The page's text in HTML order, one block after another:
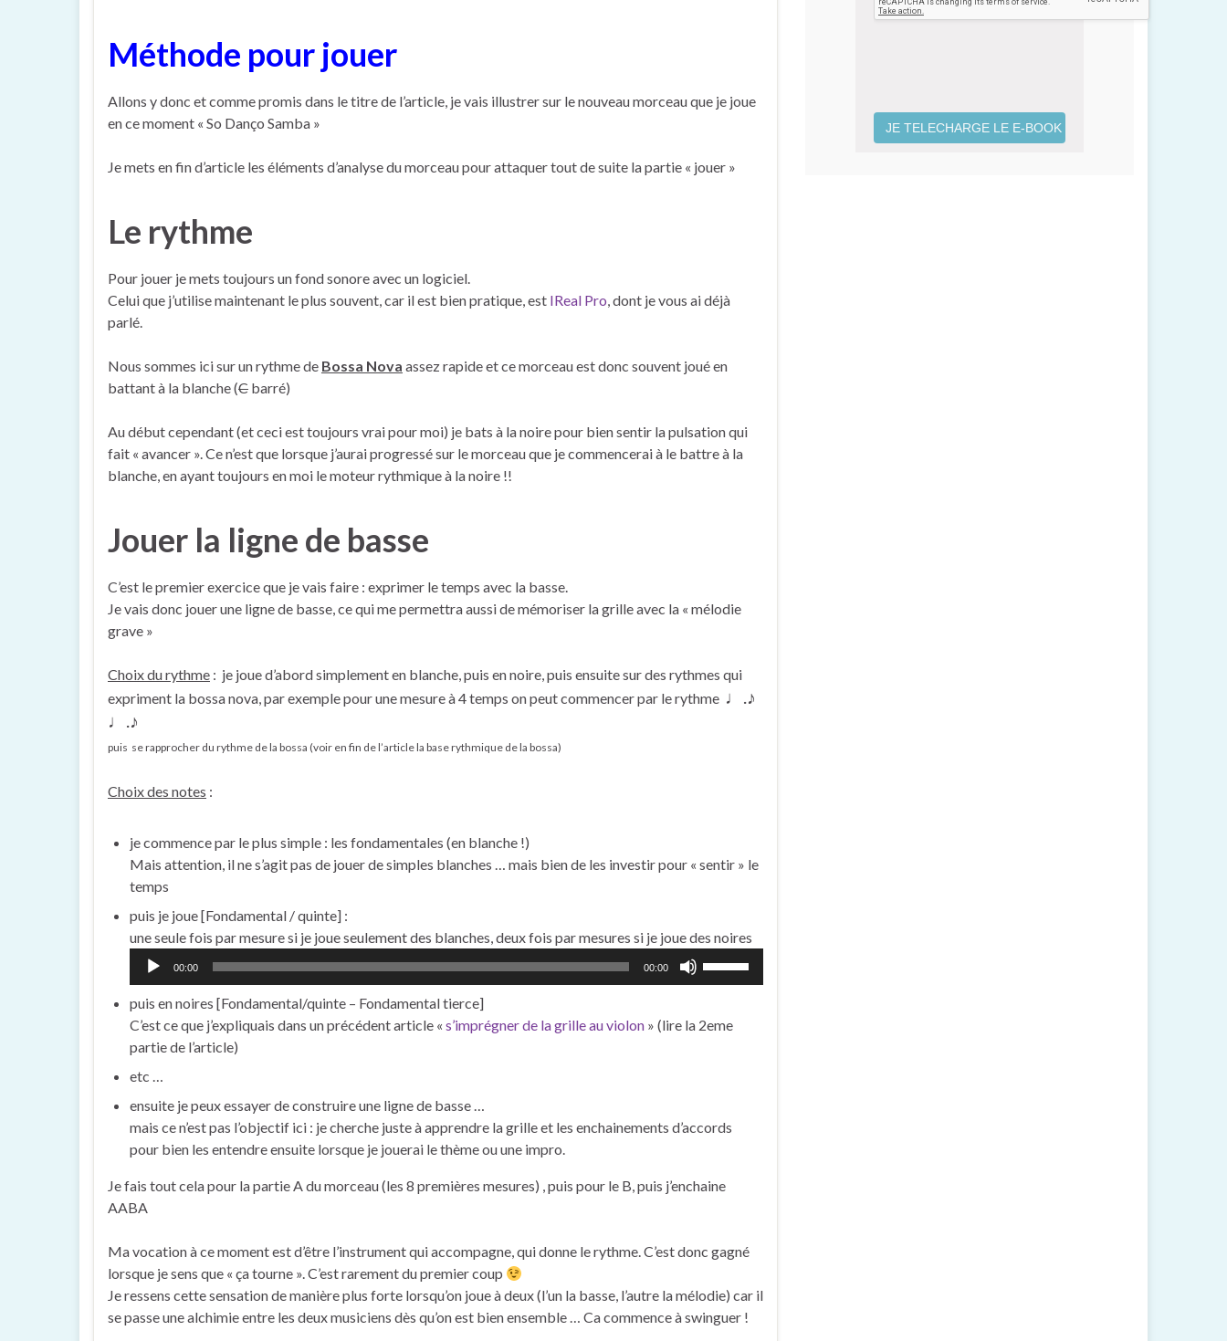
Méthode pour jouer
Allons y donc et comme promis dans le titre de l’article, je vais illustrer sur le nouveau morceau que je joue
en ce moment « So Danço Samba »
Je mets en fin d’article les éléments d’analyse du morceau pour attaquer tout de suite la partie « jouer »
Le rythme
Pour jouer je mets toujours un fond sonore avec un logiciel.
Celui que j’utilise maintenant le plus souvent, car il est bien pratique, est IReal Pro, dont je vous ai déjà
parlé.
Nous sommes ici sur un rythme de Bossa Nova assez rapide et ce morceau est donc souvent joué en
battant à la blanche (C barré)
Au début cependant (et ceci est toujours vrai pour moi) je bats à la noire pour bien sentir la pulsation qui
fait « avancer ». Ce n’est que lorsque j’aurai progressé sur le morceau que je commencerai à le battre à la
blanche, en ayant toujours en moi le moteur rythmique à la noire !!
Jouer la ligne de basse
C’est le premier exercice que je vais faire : exprimer le temps avec la basse.
Je vais donc jouer une ligne de basse, ce qui me permettra aussi de mémoriser la grille avec la « mélodie
grave »
Choix du rythme : je joue d’abord simplement en blanche, puis en noire, puis ensuite sur des rythmes qui
expriment la bossa nova, par exemple pour une mesure à 4 temps on peut commencer par le rythme ♩.♪
♩.♪
puis se rapprocher du rythme de la bossa (voir en fin de l’article la base rythmique de la bossa)
Choix des notes :
je commence par le plus simple : les fondamentales (en blanche !)
Mais attention, il ne s’agit pas de jouer de simples blanches … mais bien de les investir pour « sentir » le
temps
puis je joue [Fondamental / quinte] :
une seule fois par mesure si je joue seulement des blanches, deux fois par mesures si je joue des noires
00:00 00:00
haut/bas
le
puis en noires [Fondamental/quinte – Fondamental tierce]
C’est ce que j’expliquais dans un précédent article « s’imprégner de la grille au violon » (lire la 2eme
partie de l’article)
etc …
ensuite je peux essayer de construire une ligne de basse …
mais ce n’est pas l’objectif ici : je cherche juste à apprendre la grille et les enchainements d’accords
pour bien les entendre ensuite lorsque je jouerai le thème ou une impro.
Je fais tout cela pour la partie A du morceau (les 8 premières mesures) , puis pour le B, puis j’enchaine
AABA
Ma vocation à ce moment est d’être l’instrument qui accompagne, qui donne le rythme. C’est donc gagné
lorsque je sens que « ça tourne ». C’est rarement du premier coup
Je ressens cette sensation de manière plus forte lorsqu’on joue à deux (l’un la basse, l’autre la mélodie) car il
se passe une alchimie entre les deux musiciens dès qu’on est bien ensemble … Ca commence à swinguer !
JE TELECHARGE LE E-BOOK